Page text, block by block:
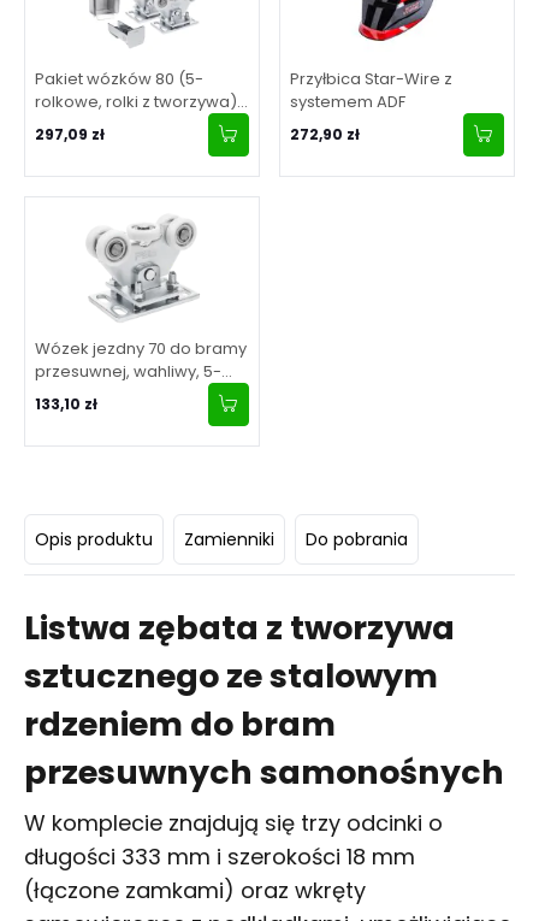
Pakiet wózków 80 (5-
rolkowe, rolki z tworzywa)
do bram przesuwnych z
akcesoriami
297,09 zł
Przyłbica Star-Wire z
systemem ADF
272,90 zł
Wózek jezdny 70 do bramy
przesuwnej, wahliwy, 5-
rolkowy, rolki z tworzywa
sztucznego
133,10 zł
Opis produktu Zamienniki Do pobrania
Listwa zębata z tworzywa
sztucznego ze stalowym
rdzeniem do bram
przesuwnych samonośnych
W komplecie znajdują się trzy odcinki o
długości 333 mm i szerokości 18 mm
(łączone zamkami) oraz wkręty